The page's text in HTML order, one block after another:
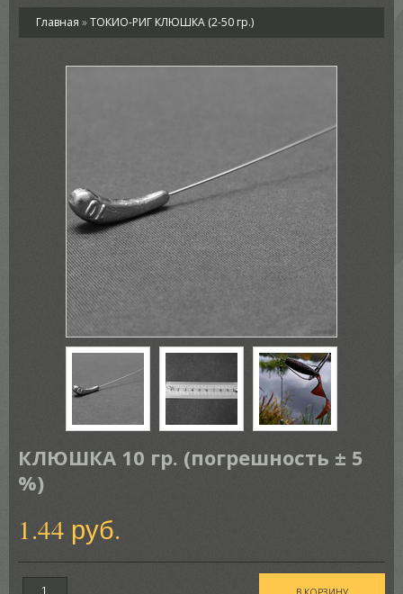
Главная »ТОКИО-РИГ КЛЮШКА (2-50 гр.)
КЛЮШКА 10 гр. (погрешность ± 5
%)
1.44 руб.